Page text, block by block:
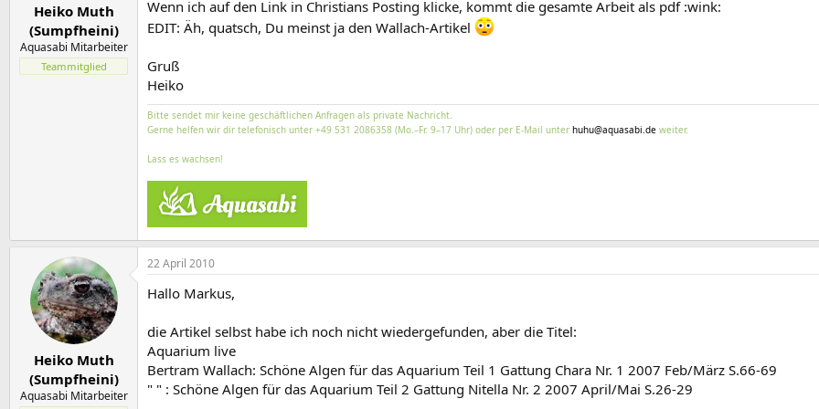
Heiko Muth
(Sumpfheini)
Aquasabi Mitarbeiter
Teammitglied
Wenn ich auf den Link in Christians Posting klicke, kommt die gesamte Arbeit als pdf :wink:
EDIT: Äh, quatsch, Du meinst ja den Wallach-Artikel
Gruß
Heiko
Bitte sendet mir keine geschäftlichen Anfragen als private Nachricht.
Gerne helfen wir dir telefonisch unter +49 531 2086358 (Mo.–Fr. 9–17 Uhr) oder per E-Mail unter huhu@aquasabi.de weiter.
Lass es wachsen!
Heiko Muth
(Sumpfheini)
Aquasabi Mitarbeiter
22 April 2010
Hallo Markus,
die Artikel selbst habe ich noch nicht wiedergefunden, aber die Titel:
Aquarium live
Bertram Wallach: Schöne Algen für das Aquarium Teil 1 Gattung Chara Nr. 1 2007 Feb/März S.66-69
" " : Schöne Algen für das Aquarium Teil 2 Gattung Nitella Nr. 2 2007 April/Mai S.26-29